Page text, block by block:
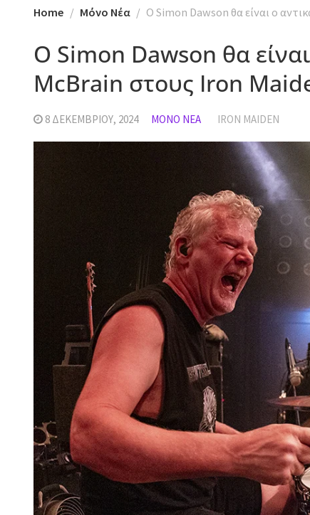
Home Mόνο Νέα O Simon Dawson θα είναι ο
O Simon Dawson θα
McBrain στους Iron
8 ΔΕΚΕΜΒΡΊΟΥ, 2024 MΌΝΟ ΝΈΑ IRON MAIDEN